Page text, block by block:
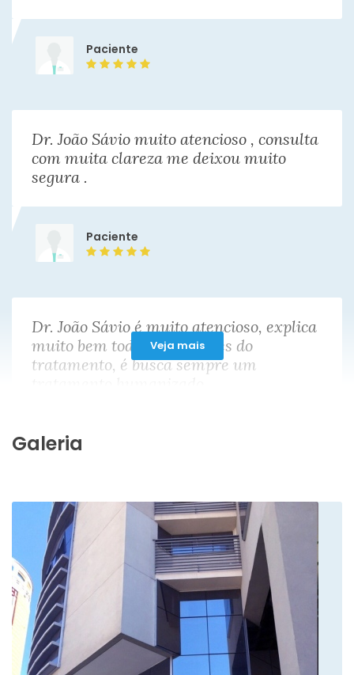
Paciente
Dr. João Sávio muito atencioso , consulta
com muita clareza me deixou muito
segura .
Paciente
Dr. João Sávio é muito atencioso, explica
muito bem todas as nuances do
tratamento, é busca sempre um
Dr João é um médico muito bom e
transmite confiança.
Paciente
Veja mais
Galeria